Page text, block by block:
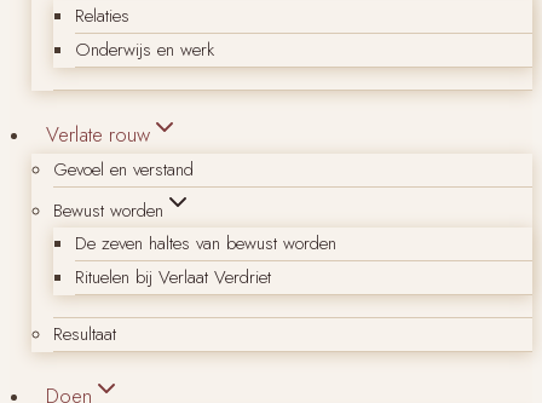
Relaties
Onderwijs en werk
Verlate rouw
Gevoel en verstand
Bewust worden
De zeven haltes van bewust worden
Rituelen bij Verlaat Verdriet
Resultaat
Doen